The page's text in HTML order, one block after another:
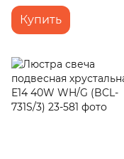
Купить